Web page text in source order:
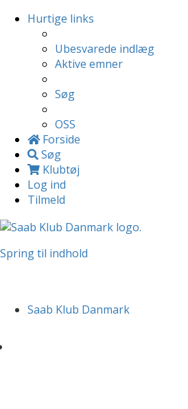
Hurtige links
Ubesvarede indlæg
Aktive emner
Søg
OSS
Forside
Søg
Klubtøj
Log ind
Tilmeld
Spring til indhold
Saab Klub Danmark